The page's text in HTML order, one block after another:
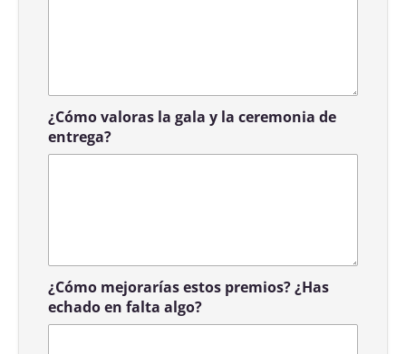
¿Cómo valoras la gala y la ceremonia de
entrega?
¿Cómo mejorarías estos premios? ¿Has
echado en falta algo?